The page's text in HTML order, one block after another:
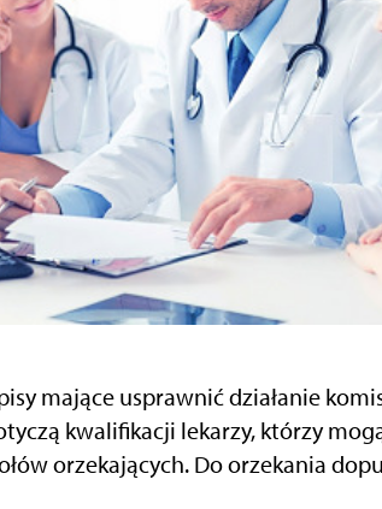
mające usprawnić działanie
kwalifikacji lekarzy, którzy
orzekających. Do orzekania